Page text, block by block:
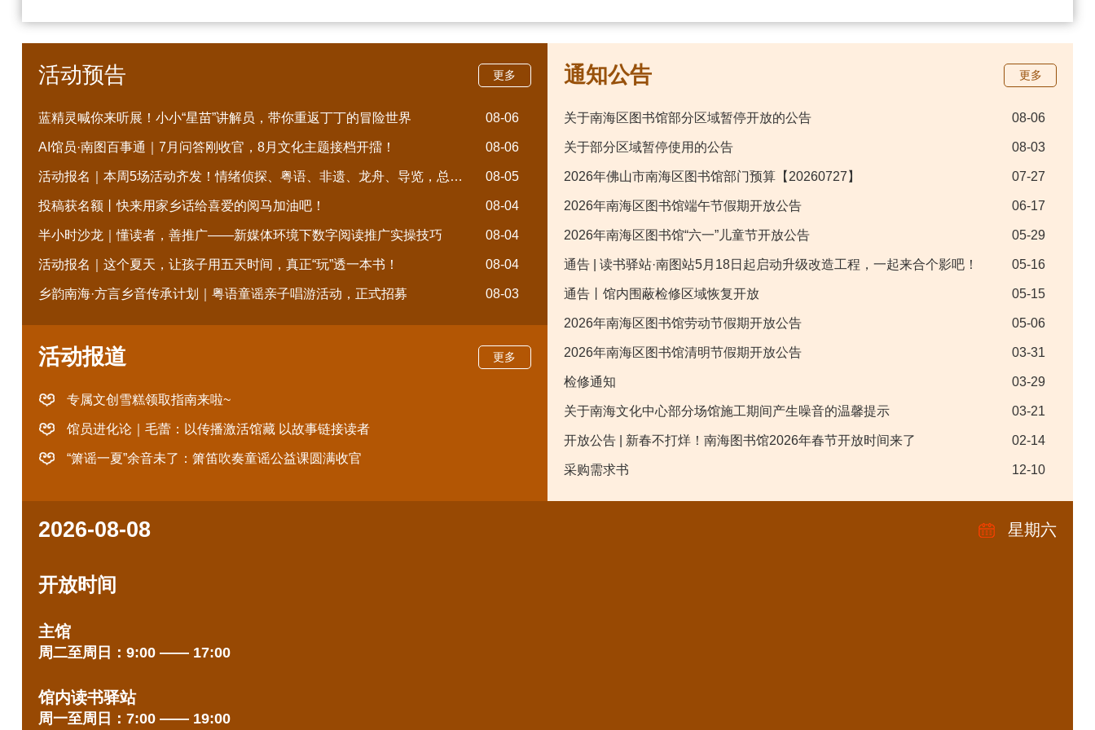
活动预告 更多
蓝精灵喊你来听展！小小“星苗”讲解员，带你重返丁丁的冒险世界 08-06
AI馆员·南图百事通｜7月问答刚收官，8月文化主题接档开擂！ 08-06
活动报名｜本周5场活动齐发！情绪侦探、粤语、非遗、龙舟、导览，总有一款适合你 08-05
投稿获名额丨快来用家乡话给喜爱的阅马加油吧！ 08-04
半小时沙龙｜懂读者，善推广——新媒体环境下数字阅读推广实操技巧 08-04
活动报名｜这个夏天，让孩子用五天时间，真正“玩”透一本书！ 08-04
乡韵南海·方言乡音传承计划｜粤语童谣亲子唱游活动，正式招募 08-03
活动报道 更多
专属文创雪糕领取指南来啦~
馆员进化论｜毛蕾：以传播激活馆藏 以故事链接读者
“箫谣一夏”余音未了：箫笛吹奏童谣公益课圆满收官
通知公告 更多
关于南海区图书馆部分区域暂停开放的公告 08-06
关于部分区域暂停使用的公告 08-03
2026年佛山市南海区图书馆部门预算【20260727】 07-27
2026年南海区图书馆端午节假期开放公告 06-17
2026年南海区图书馆“六一”儿童节开放公告 05-29
通告 | 读书驿站·南图站5月18日起启动升级改造工程，一起来合个影吧！ 05-16
通告丨馆内围蔽检修区域恢复开放 05-15
2026年南海区图书馆劳动节假期开放公告 05-06
2026年南海区图书馆清明节假期开放公告 03-31
检修通知 03-29
关于南海文化中心部分场馆施工期间产生噪音的温馨提示 03-21
开放公告 | 新春不打烊！南海图书馆2026年春节开放时间来了 02-14
采购需求书 12-10
2026-08-08 星期六
开放时间
主馆
周二至周日：9:00 —— 17:00
馆内读书驿站
周一至周日：7:00 —— 19:00